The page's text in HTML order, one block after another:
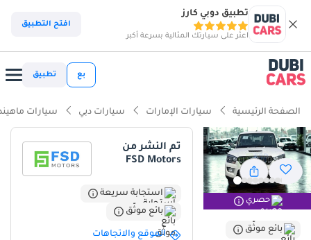
تطبيق دوبي كارز
اعثر على سيارتك المثالية بسرعة أكبر
افتح التطبيق
بع تطبيق
الصفحة الرئيسية سيارات الإمارات سيارات دبي سيارات
حصري
بائع موثّق
تم النشر من
FSD Motors
استجابة سريعة
بائع موثّق
الموقع والاتجاهات